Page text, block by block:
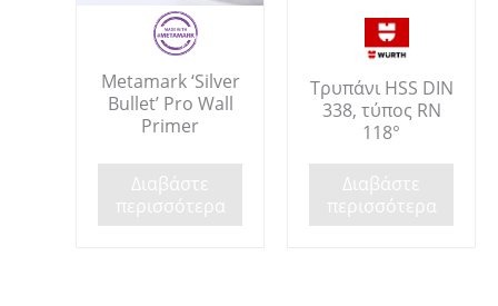
Metamark ‘Silver
Bullet’ Pro Wall
Primer
Διαβάστε
περισσότερα
Τρυπάνι HSS DIN
338, τύπος RN
118°
Διαβάστε
περισσότερα